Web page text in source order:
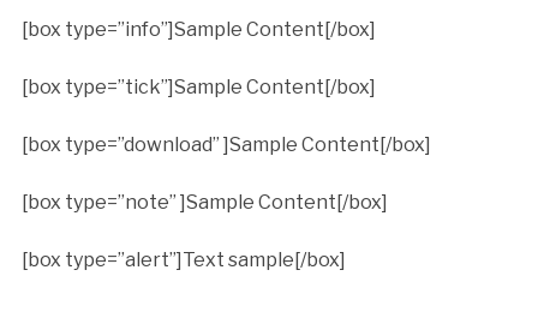
[box type=”info”]Sample Content[/box]
[box type=”tick”]Sample Content[/box]
[box type=”download” ]Sample Content[/box]
[box type=”note” ]Sample Content[/box]
[box type=”alert”]Text sample[/box]